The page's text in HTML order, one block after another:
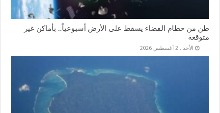
طن من حطام الفضاء يسقط على الأرض أسبوعياً.. بأماكن غير
متوقعة
الأحد , 2 أغسطس 2026